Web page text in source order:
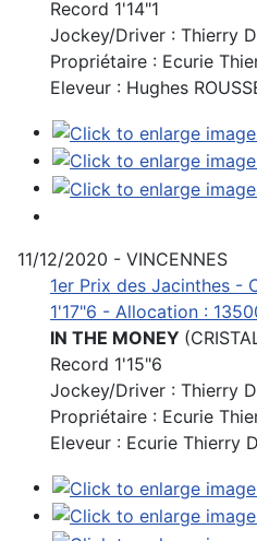
Record 1'14"1
Jockey/Driver : Thierry
Propriétaire : Ecurie
Eleveur : Hughes
11/12/2020 - VINCENNES
1er Prix des Jacinthes -
1'17"6 - Allocation :
IN THE MONEY
Record 1'15"6
Jockey/Driver : Thierry
Propriétaire : Ecurie
Eleveur : Ecurie Thierry